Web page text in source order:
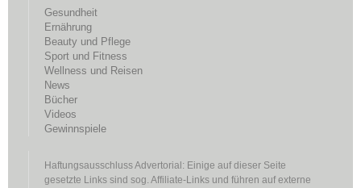
Gesundheit
Ernährung
Beauty und Pflege
Sport und Fitness
Wellness und Reisen
News
Bücher
Videos
Gewinnspiele
Haftungsausschluss Advertorial: Einige auf dieser Seite
gesetzte Links sind sog. Affiliate-Links und führen auf externe